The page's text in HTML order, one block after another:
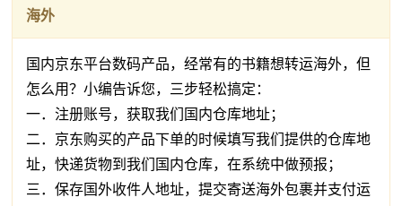
海外
国内京东平台数码产品，经常有的书籍想转运海外，但
怎么用？小编告诉您，三步轻松搞定：
一．注册账号，获取我们国内仓库地址；
二．京东购买的产品下单的时候填写我们提供的仓库地
址，快递货物到我们国内仓库，在系统中做预报；
三．保存国外收件人地址，提交寄送海外包裹并支付运